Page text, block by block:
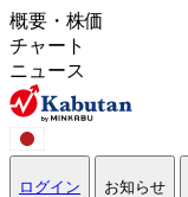
概要・株価
チャート
ニュース
ログイン お知らせ